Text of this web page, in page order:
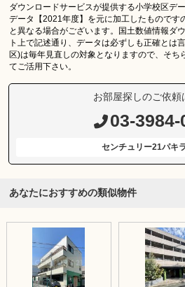
ダウンロードサービスが提供する小学校区デ
データ【2021年度】を元に加工したものです
と異なる場合がございます。国土数値情報ダ
ト上で記述通り、データは必ずしも正確とは
区)は毎年見直しの対象となりますので、そち
てご活用下さい。
お部屋探しのご依頼
03-3984-
センチュリー21パキ
あなたにおすすめの類似物件